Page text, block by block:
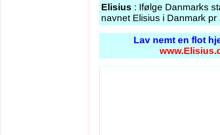
Elisius : Ifølge Danmarks
navnet Elisius i Danmark pr
Lav nemt en flot